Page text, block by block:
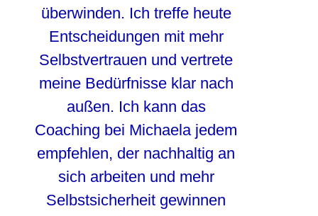
überwinden. Ich treffe heute
Entscheidungen mit mehr
Selbstvertrauen und vertrete
meine Bedürfnisse klar nach
außen. Ich kann das
Coaching bei Michaela jedem
empfehlen, der nachhaltig an
sich arbeiten und mehr
Selbstsicherheit gewinnen